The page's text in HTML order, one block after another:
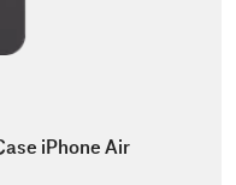
iPhone Air